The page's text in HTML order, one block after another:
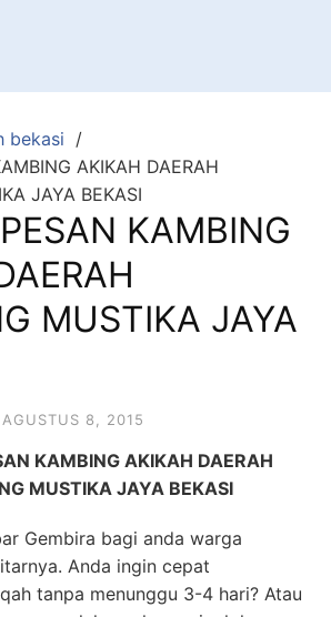
bekasi
AKIKAH DAERAH
JAYA BEKASI
KAMBING
MUSTIKA JAYA
AGUSTUS 8, 2015
KAMBING AKIKAH DAERAH
MUSTIKA JAYA BEKASI
Gembira bagi anda warga
Anda ingin cepat
tanpa menunggu 3-4 hari? Atau